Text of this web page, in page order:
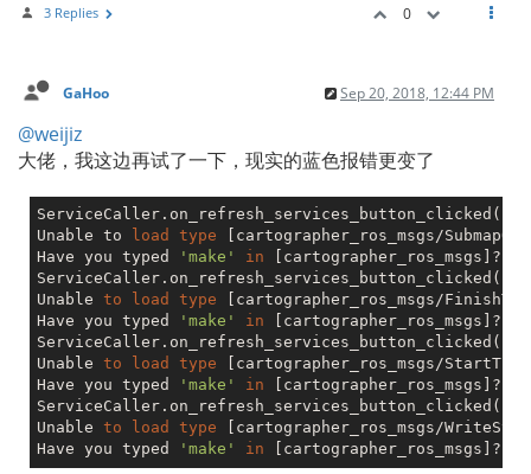
3 Replies 0
GaHoo Sep 20, 2018, 12:44 PM
@weijiz
大佬，我这边再试了一下，现实的蓝色报错更变了
Unable to
load type [cartographer_ros_msgs/
Have you typed
'make' in [cartographer_ros_msgs]?
Unable to load type [cartographer_ros_msgs/
Have you typed
'make' in [cartographer_ros_msgs]?
Unable to load type [cartographer_ros_msgs/
Have you typed
'make' in [cartographer_ros_msgs]?
Unable to load type [cartographer_ros_msgs/
Have you typed
'make' in